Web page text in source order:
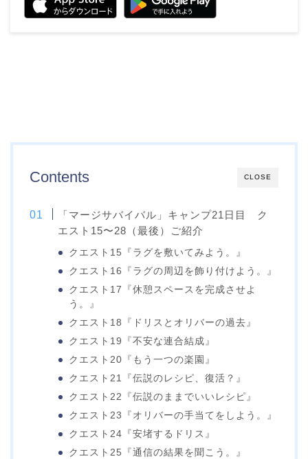
CLOSE
Contents
「マージサバイバル」キャンプ21日目 ク
エスト15〜28（最後）ご紹介
クエスト15『ラグを敷いてみよう。』
クエスト16『ラグの周辺を飾り付けよう。』
クエスト17『休憩スペースを完成させよ
う。』
クエスト18『ドリスとオリバーの過去』
クエスト19『不安な連合結成』
クエスト20『もう一つの楽園』
クエスト21『伝説のレシピ、復活？』
クエスト22『伝説のままでいいレシピ』
クエスト23『オリバーの手当てをしよう。』
クエスト24『安堵するドリス』
クエスト25『通信の結果を聞こう。』